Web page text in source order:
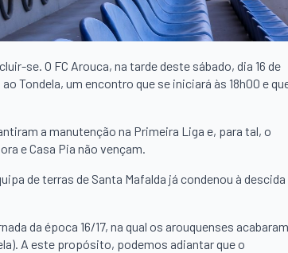
se. O FC Arouca, na tarde deste sábado, dia 16 de
Tondela, um encontro que se iniciará às 18h00 e
a manutenção na Primeira Liga e, para tal, o
e Casa Pia não vençam.
de terras de Santa Mafalda já condenou à descida
da época 16/17, na qual os arouquenses acabaram
A este propósito, podemos adiantar que o